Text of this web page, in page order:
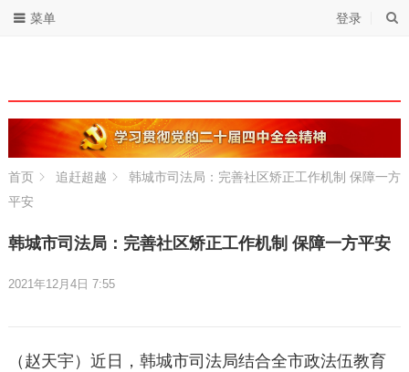
登录
菜单
首页 追赶超越
韩城市司法局：完善社区矫正工作机制 保障一方
平安
韩城市司法局：完善社区矫正工作机制 保障一方平安
2021年12月4日 7:55
（赵天宇）近日，韩城市司法局结合全市政法伍教育